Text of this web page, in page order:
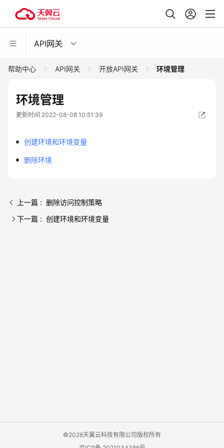
API网关
帮助中心 API网关 开放API网关 环境管理
环境管理
更新时间 2022-08-08 10:51:39
创建环境和环境变量
删除环境
上一篇 : 删除访问控制策略
下一篇 : 创建环境和环境变量
©2026天翼云科技有限公司版权所有